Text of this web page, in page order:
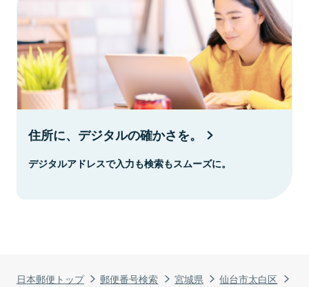
日本郵便トップ 郵便番号検索 宮城県
仙台市太白区
住所に、デジタルの確かさを。
デジタルアドレスで入力も検索もスムーズに。